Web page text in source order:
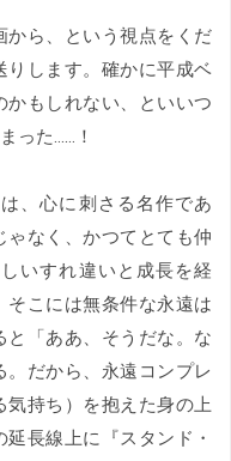
ら、という視点をくだ
りします。確かに平成ベ
かもしれない、といいつ
った……！
、心に刺さる名作であ
ゃなく、かつてとても仲
いすれ違いと成長を経
こには無条件な永遠は
「ああ、そうだな。な
だから、永遠コンプレ
気持ち）を抱えた身の上
長線上に『スタンド・